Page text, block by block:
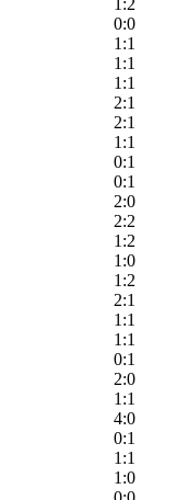
1:2
0:0
1:1
1:1
1:1
2:1
2:1
1:1
0:1
0:1
2:0
2:2
1:2
1:0
1:2
2:1
1:1
1:1
0:1
2:0
1:1
4:0
0:1
1:1
1:0